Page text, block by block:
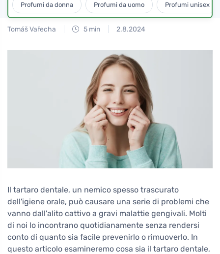
Profumi da donna Profumi da uomo Profumi unisex
Tomáš Vařecha 5 min 2.8.2024
Il tartaro dentale, un nemico spesso trascurato
dell'igiene orale, può causare una serie di problemi che
vanno dall'alito cattivo a gravi malattie gengivali. Molti
di noi lo incontrano quotidianamente senza rendersi
conto di quanto sia facile prevenirlo o rimuoverlo. In
questo articolo esamineremo cosa sia il tartaro dentale,